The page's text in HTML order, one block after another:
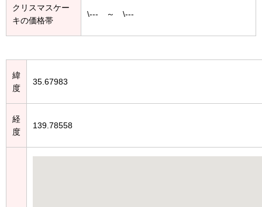
クリスマスケー
キの価格帯
\--- ～ \---
緯
度
35.67983
経
度
139.78558